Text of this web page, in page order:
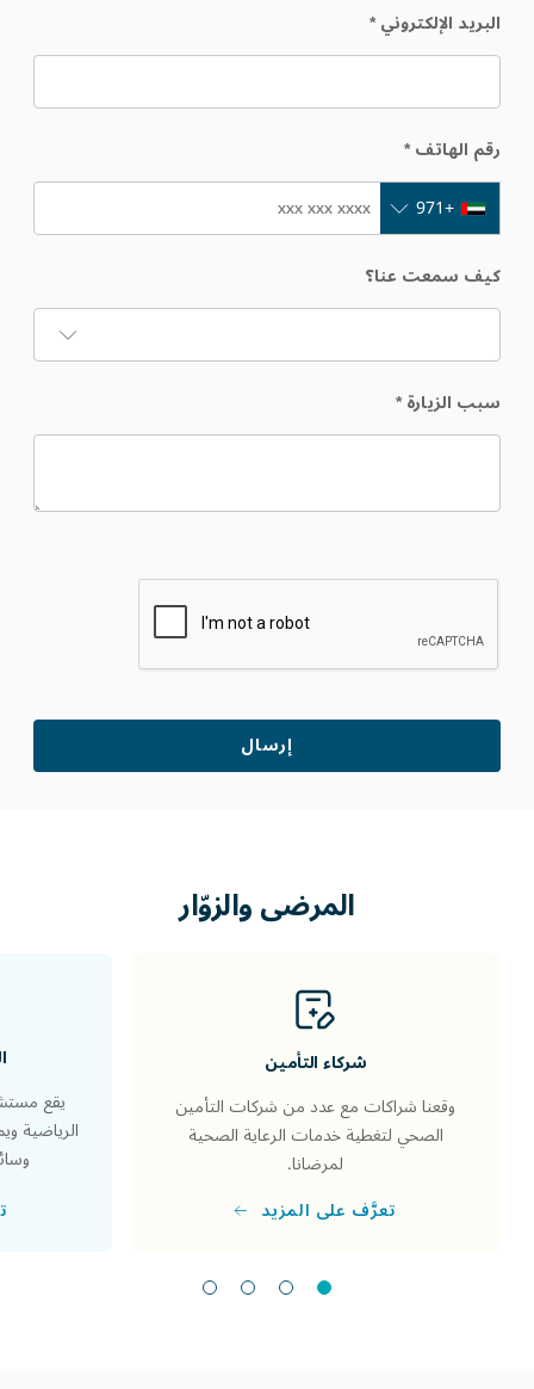
البريد الإلكتروني*
رقم الهاتف*
+971
كيف سمعت عنا؟
سبب الزيارة*
المرضى والزوّار
شركاء التأمين
وقعنا شراكات مع عدد من شركات التأمين
الصحي لتغطية خدمات الرعاية الصحية
لمرضانا.
تعرَّف على المزيد
يقع
الرياضية